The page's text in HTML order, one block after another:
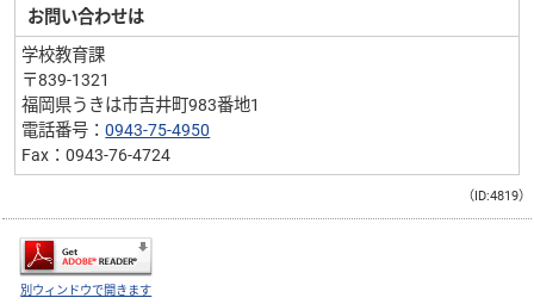
お問い合わせは
学校教育課
〒839-1321
福岡県うきは市吉井町983番地1
電話番号：0943-75-4950
Fax：0943-76-4724
（ID:4819）
別ウィンドウで開きます